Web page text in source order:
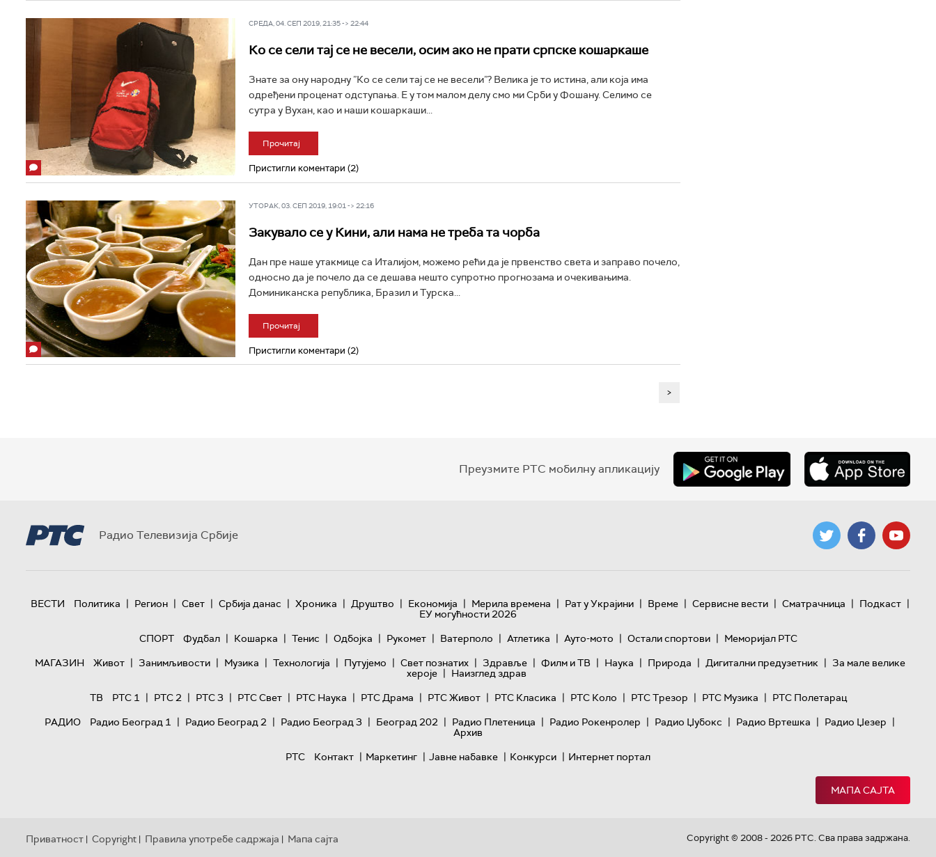
СРЕДА, 04. СЕП 2019, 21:35 -> 22:44
Ко се сели тај се не весели, осим ако не прати српске кошаркаше
Знате за ону народну ”Ко се сели тај се не весели”? Велика је то истина, али која има
одређени проценат одступања. Е у том малом делу смо ми Срби у Фошану. Селимо се
сутра у Вухан, као и наши кошаркаши...
Прочитај
Пристигли коментари (2)
УТОРАК, 03. СЕП 2019, 19:01 -> 22:16
Закувало се у Кини, али нама не треба та чорба
Дан пре наше утакмице са Италијом, можемо рећи да је првенство света и заправо почело,
односно да је почело да се дешава нешто супротно прогнозама и очекивањима.
Доминиканска република, Бразил и Турска...
Прочитај
Пристигли коментари (2)
>
Преузмите РТС мобилну апликацију
Радио Телевизија Србије
ВЕСТИ Политика | Регион | Свет | Србија данас | Хроника | Друштво | Економија | Мерила времена | Рат у Украјини | Време | Сервисне вести | Сматрачница | Подкаст |
ЕУ могућности 2026
СПОРТ
Фудбал | Кошарка | Тенис | Одбојка | Рукомет | Ватерполо | Атлетика | Ауто-мото | Остали спортови | Меморијал РТС
МАГАЗИН
Живот | Занимљивости | Музика | Технологијa | Путујемо | Свет познатих | Здравље | Филм и ТВ | Наука | Природа | Дигитални предузетник | За мале велике
хероје | Наизглед здрав
ТВ
РТС 1 | РТС 2 | РТС 3 | РТС Свет | РТС Наука | РТС Драма | РТС Живот | РТС Класика | РТС Коло | РТС Трезор | РТС Музика | РТС Полетарац
РАДИО
Радио Београд 1 | Радио Београд 2 | Радио Београд 3 | Београд 202 | Радио Плетеница | Радио Рокенролер | Радио Џубокс | Радио Вртешка | Радио Џезер |
Архив
РТС
Контакт | Маркетинг | Јавне набавке | Конкурси | Интернет портал
МАПА САЈТА
Приватност | Copyright | Правила употребе садржаја | Мапа сајта Copyright © 2008 - 2026 РТС. Сва права задржана.